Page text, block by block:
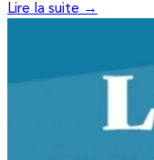
Lire la suite →